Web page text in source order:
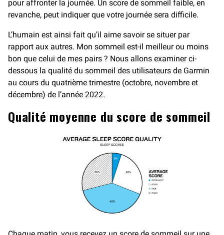
pour affronter la journée. Un score de sommeil faible, en
revanche, peut indiquer que votre journée sera difficile.
L’humain est ainsi fait qu’il aime savoir se situer par
rapport aux autres. Mon sommeil est-il meilleur ou moins
bon que celui de mes pairs ? Nous allons examiner ci-
dessous la qualité du sommeil des utilisateurs de Garmin
au cours du quatrième trimestre (octobre, novembre et
décembre) de l’année 2022.
Qualité moyenne du score de sommeil